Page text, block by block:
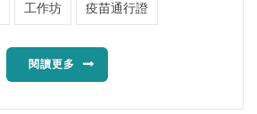
工作坊 疫苗通行證
閱讀更多